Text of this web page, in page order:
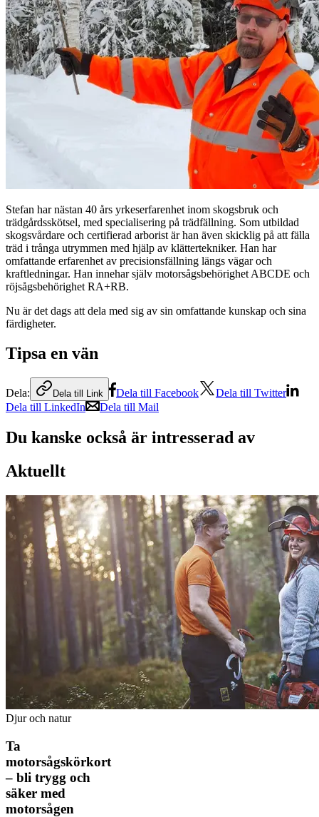
Stefan har nästan 40 års yrkeserfarenhet inom skogsbruk och
trädgårdsskötsel, med specialisering på trädfällning. Som utbildad
skogsvårdare och certifierad arborist är han även skicklig på att fälla
träd i trånga utrymmen med hjälp av klättertekniker. Han har
omfattande erfarenhet av precisionsfällning längs vägar och
kraftledningar. Han innehar själv motorsågsbehörighet ABCDE och
röjsågsbehörighet RA+RB.
Nu är det dags att dela med sig av sin omfattande kunskap och sina
färdigheter.
Tipsa en vän
Dela: Dela till Link Dela till Facebook
Dela till Twitter
Dela till LinkedIn
Dela till Mail
Du kanske också är intresserad av
Aktuellt
Djur och natur
Ta
motorsågskörkort
– bli trygg och
säker med
motorsågen